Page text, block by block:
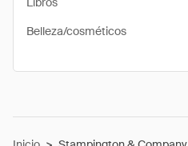
Belleza/cosméticos